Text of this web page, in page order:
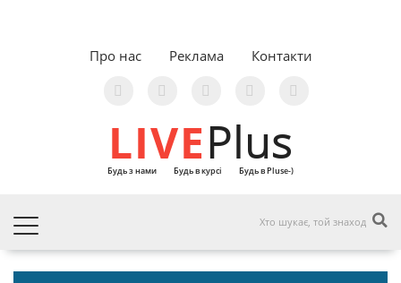
Про нас Реклама Контакти
LIVEPlus
Будь з нами Будь в курсі Будь в Pluse-)